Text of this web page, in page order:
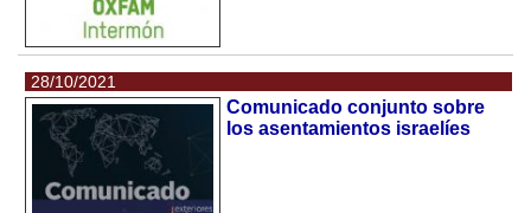
28/10/2021
Comunicado conjunto sobre
los asentamientos israelíes